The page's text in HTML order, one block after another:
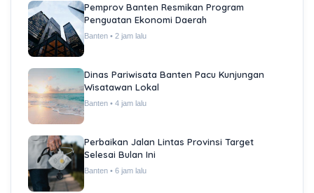
Pemprov Banten Resmikan Program
Penguatan Ekonomi Daerah
Banten • 2 jam lalu
Dinas Pariwisata Banten Pacu Kunjungan
Wisatawan Lokal
Banten • 4 jam lalu
Perbaikan Jalan Lintas Provinsi Target
Selesai Bulan Ini
Banten • 6 jam lalu